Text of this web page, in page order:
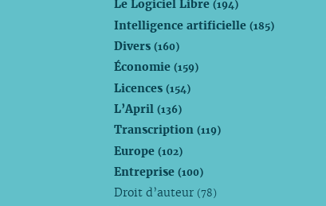
Le Logiciel Libre(194)
Intelligence artificielle(185)
Divers(160)
Économie(159)
Licences(154)
L’April(136)
Transcription(119)
Europe(102)
Entreprise(100)
Droit d’auteur (78)